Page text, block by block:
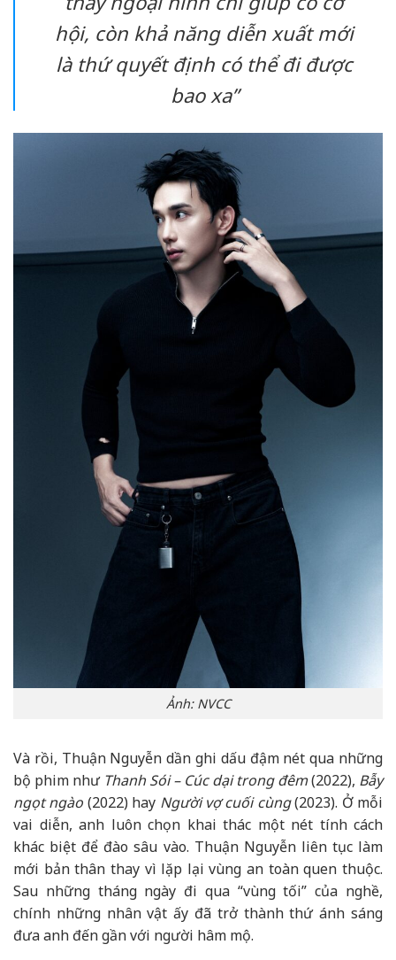
hội, còn khả năng diễn xuất mới
là thứ quyết định có thể đi được
bao xa”
Ảnh: NVCC
Và rồi, Thuận Nguyễn dần ghi dấu đậm nét qua những
bộ phim như Thanh Sói – Cúc dại trong đêm(2022), Bẫy
ngọt ngào (2022) hay Người vợ cuối cùng(2023). Ở mỗi
vai diễn, anh luôn chọn khai thác một nét tính cách
khác biệt để đào sâu vào. Thuận Nguyễn liên tục làm
mới bản thân thay vì lặp lại vùng an toàn quen thuộc.
Sau những tháng ngày đi qua “vùng tối” của nghề,
chính những nhân vật ấy đã trở thành thứ ánh sáng
đưa anh đến gần với người hâm mộ.